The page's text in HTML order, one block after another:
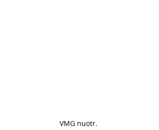
VMG nuotr.